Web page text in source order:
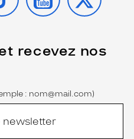
recevez nos
: nom@mail.com)